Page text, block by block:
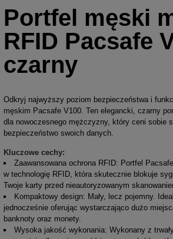
Portfel męski
RFID Pacsafe
czarny
Odkryj najwyższy poziom bezpieczeństwa i
męskim Pacsafe V100. Ten elegancki, czarny
dla nowoczesnego mężczyzny, który ceni sobie
bezpieczeństwo swoich danych.
Kluczowe cechy:
Zaawansowana ochrona RFID: Portfel
w technologię RFID, która skutecznie blokuje
Twoje karty przed nieautoryzowanym
Kompaktowy design: Mały, lecz pojemny.
jednocześnie oferując wystarczająco dużo
banknoty oraz monety.
Wysoka jakość wykonania: Wykonany z